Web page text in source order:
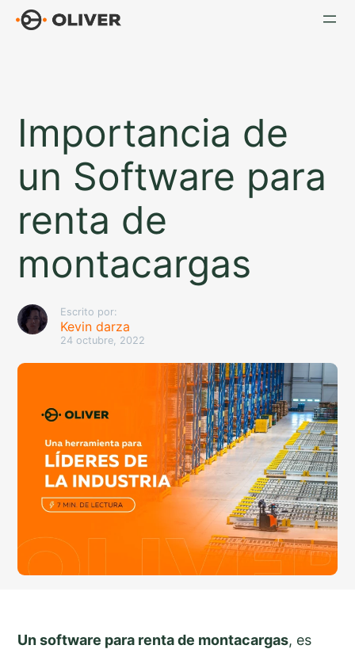
Saltar
Importancia de
un Software para
renta de
montacargas
Escrito por:
Kevin darza
24 octubre, 2022
Un software para renta de montacargas, es